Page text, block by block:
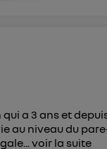
a 3 ans et
au niveau du
voir la suite